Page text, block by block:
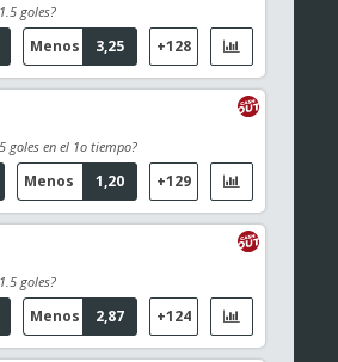
goles?
3,25
Menos +128
goles en el 1o tiempo?
1,20
Menos +129
goles?
2,87
Menos +124